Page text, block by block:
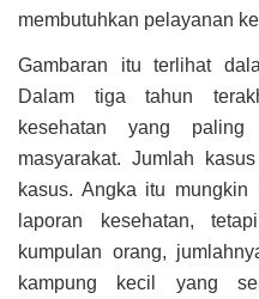
membutuhkan pelayanan
Gambaran itu terlihat
Dalam tiga tahun
kesehatan yang
masyarakat. Jumlah
kasus. Angka itu
laporan kesehatan,
kumpulan orang,
kampung kecil yang